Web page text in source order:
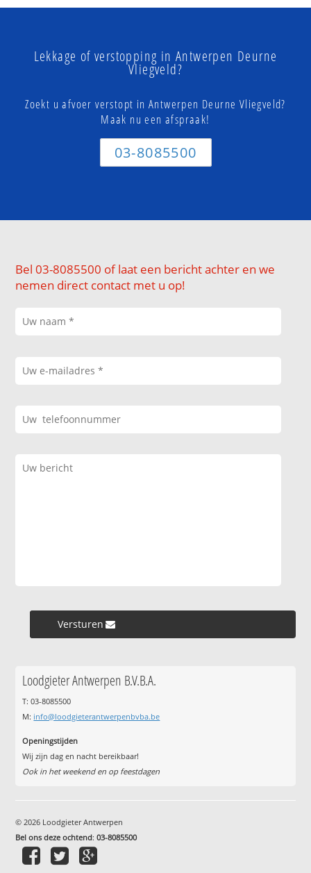
Lekkage of verstopping in Antwerpen Deurne
Vliegveld?
Zoekt u afvoer verstopt in Antwerpen Deurne Vliegveld?
Maak nu een afspraak!
03-8085500
Bel 03-8085500 of laat een bericht achter en we
nemen direct contact met u op!
Versturen »
Loodgieter Antwerpen B.V.B.A.
T: 03-8085500
M: info@loodgieterantwerpenbvba.be
Openingstijden
Wij zijn dag en nacht bereikbaar!
Ook in het weekend en op feestdagen
© 2026 Loodgieter Antwerpen
Bel ons deze ochtend:03-8085500